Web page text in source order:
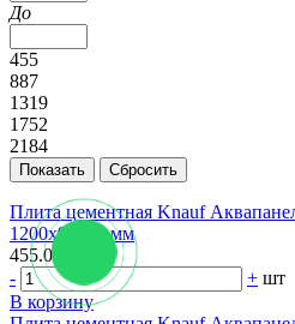
До
455
887
1319
1752
2184
Плита цементная Knauf
1200х900х6 мм
455.06 руб.
-
+ шт
В корзину